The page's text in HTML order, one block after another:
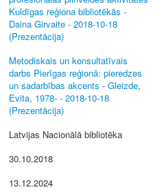
Kuldīgas reģiona bibliotēkās -
Daina Girvaite - 2018-10-18
(Prezentācija)
Metodiskais un konsultatīvais
darbs Pierīgas reģionā: pieredzes
un sadarbības akcents - Gleizde,
Evita, 1978- - 2018-10-18
(Prezentācija)
Latvijas Nacionālā bibliotēka
30.10.2018
13.12.2024